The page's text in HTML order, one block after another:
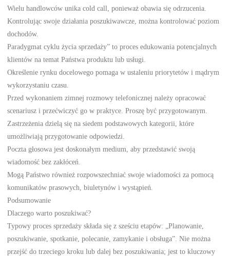
Wielu handlowców unika cold call, ponieważ obawia się odrzucenia.
Kontrolując swoje działania poszukiwawcze, można kontrolować poziom
dochodów.
Paradygmat cyklu życia sprzedaży” to proces edukowania potencjalnych
klientów na temat Państwa produktu lub usługi.
Określenie rynku docelowego pomaga w ustaleniu priorytetów i mądrym
wykorzystaniu czasu.
Przed wykonaniem zimnej rozmowy telefonicznej należy opracować
scenariusz i przećwiczyć go w praktyce. Proszę być przygotowanym.
Zastrzeżenia dzielą się na siedem podstawowych kategorii, które
umożliwiają przygotowanie odpowiedzi.
Poczta głosowa jest doskonałym medium, aby przedstawić swoją
wiadomość bez zakłóceń.
Mogą Państwo również rozpowszechniać swoje wiadomości za pomocą
komunikatów prasowych, biuletynów i wystąpień.
Podsumowanie
Dlaczego warto poszukiwać?
Typowy proces sprzedaży składa się z sześciu etapów: „Planowanie,
poszukiwanie, spotkanie, polecanie, zamykanie i obsługa”. Nie można
przejść do trzeciego kroku lub dalej bez poszukiwania; jest to kluczowy